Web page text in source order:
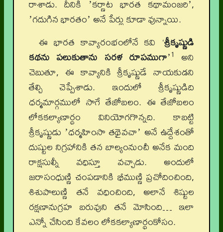
రాశాడు. దీనికి ʼకర్ణాట భారత కథామంజరిʼ,
ʼగదుగిన భారతంʼ అనే పేర్లు కూడా వున్నాయి.
ఈ భారత కావ్యారంభంలోనే కవి ‘శ్రీకృష్ణుడి
కథను పలుకుతాను సరళ రూపముగాʼ1 అని
చెబుతూ, ఈ కావ్యానికి శ్రీకృష్ణుడే నాయకుడని
తేల్చి చెప్పేశాడు. ఇందులో శ్రీకృష్ణుడిది
ధర్మమార్గములో సాగే తేజోబలం. ఈ తేజోబలం
లోకకల్యాణార్థం వినియోగగొన్నది. కాబట్టి
శ్రీకృష్ణుడు ʼధర్మహింసా తథైవచాʼ అనే ఉద్దేశంతో
దుష్టుల నిగ్రహానికి తన బాల్యంనుంచీ అనేక మంది
రాక్షసుల్నీ వధిస్తూ వచ్చాడు. అందులో
జరాసంధుణ్ణి చంపడానికి భీముణ్ణి ప్రచోదించింది,
శిశుపాలుణ్ణి తనే వధించింది, అలానే శిష్టుల
రక్షణానుగ్రహ బరువుని తనే మోసింది… ఇలా
ఎన్నో చేసింది కేవలం లోకకల్యాణార్థంకోసం.